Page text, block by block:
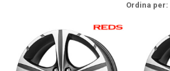
Ordina per